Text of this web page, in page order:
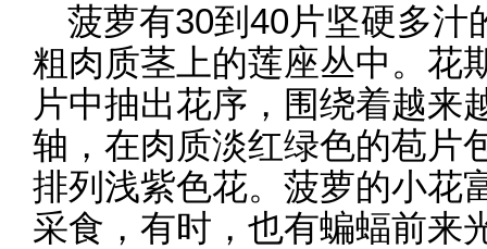
菠萝有30到40片坚硬多汁
粗肉质茎上的莲座丛中。花
片中抽出花序，围绕着越来
轴，在肉质淡红绿色的苞片
排列浅紫色花。菠萝的小花
采食，有时，也有蝙蝠前来